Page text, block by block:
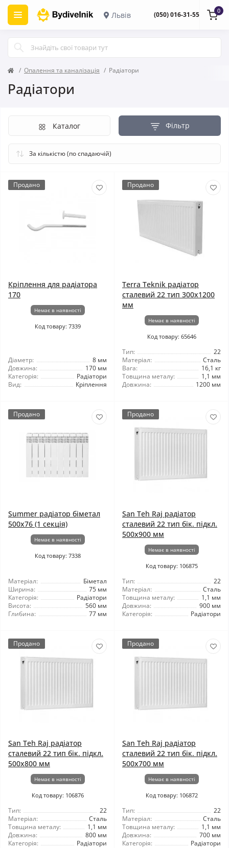
Львів (050) 016-31-55 0
Опалення та каналізація Радіатори
Радіатори
Фільтр
Каталог
Продано
Кріплення для радіатора
170
Немає в наявності
Код товару: 7339
Діаметр:
8 мм
Довжина:
170 мм
Категорія:
Радіатори
Вид:
Кріплення
Продано
Terra Teknik радіатор
сталевий 22 тип 300x1200
мм
Немає в наявності
Код товару: 65646
Тип:
22
Матеріал:
Сталь
Вага:
16,1 кг
Товщина металу:
1,1 мм
Довжина:
1200 мм
Продано
Summer радіатор біметал
500x76 (1 секція)
Немає в наявності
Код товару: 7338
Матеріал:
Біметал
Ширина:
75 мм
Категорія:
Радіатори
Висота:
560 мм
Глибина:
77 мм
Продано
San Teh Raj радіатор
сталевий 22 тип бік. підкл.
500x900 мм
Немає в наявності
Код товару: 106875
Тип:
22
Матеріал:
Сталь
Товщина металу:
1,1 мм
Довжина:
900 мм
Категорія:
Радіатори
Продано
San Teh Raj радіатор
сталевий 22 тип бік. підкл.
500x800 мм
Немає в наявності
Код товару: 106876
Тип:
22
Матеріал:
Сталь
Товщина металу:
1,1 мм
Довжина:
800 мм
Категорія:
Радіатори
Продано
San Teh Raj радіатор
сталевий 22 тип бік. підкл.
500x700 мм
Немає в наявності
Код товару: 106872
Тип:
22
Матеріал:
Сталь
Товщина металу:
1,1 мм
Довжина:
700 мм
Категорія:
Радіатори